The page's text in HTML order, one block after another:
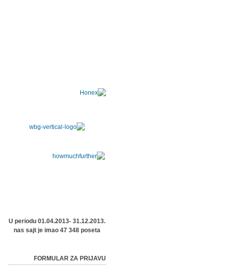
U periodu 01.04.2013- 31.12.2013.
nas sajt je imao 47 348 poseta
FORMULAR ZA PRIJAVU